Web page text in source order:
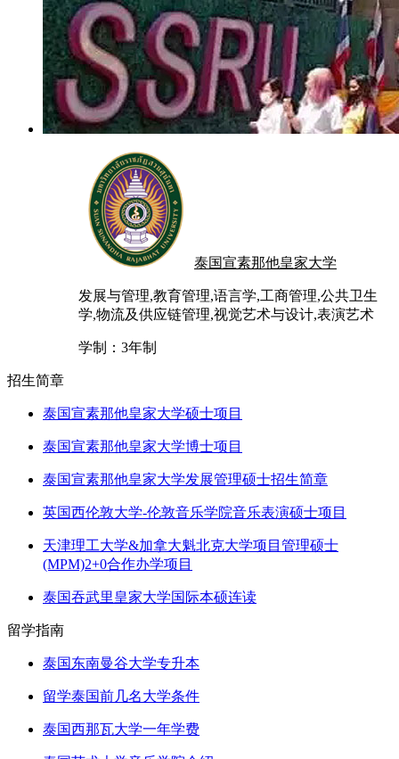
泰国宣素那他皇家大学
发展与管理,教育管理,语言学,工商管理,公共卫生
学,物流及供应链管理,视觉艺术与设计,表演艺术
学制： 3年制
招生简章
泰国宣素那他皇家大学硕士项目
泰国宣素那他皇家大学博士项目
泰国宣素那他皇家大学发展管理硕士招生简章
英国西伦敦大学-伦敦音乐学院音乐表演硕士项目
天津理工大学&加拿大魁北克大学项目管理硕士
(MPM)2+0合作办学项目
泰国吞武里皇家大学国际本硕连读
留学指南
泰国东南曼谷大学专升本
留学泰国前几名大学条件
泰国西那瓦大学一年学费